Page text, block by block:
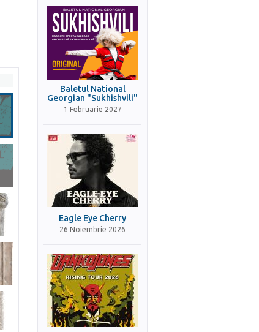
Baletul National
Georgian "Sukhishvili"
1 Februarie 2027
Eagle Eye Cherry
26 Noiembrie 2026